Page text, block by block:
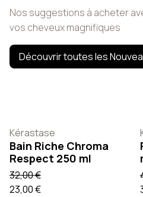
Nos suggestions à acheter
vos cheveux magnifiques
Découvrir toutes les
Kérastase
Bain Riche Chroma
Respect 250 ml
32,00 €
23,00 €